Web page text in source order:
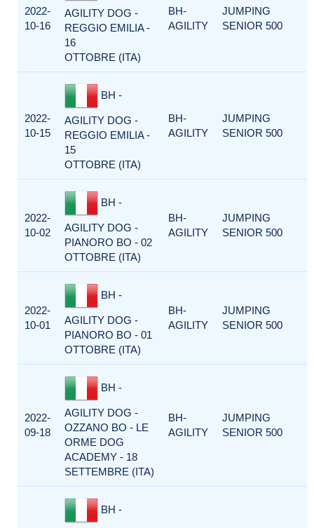
2022-
10-16
AGILITY DOG -
REGGIO EMILIA -
16
OTTOBRE (ITA)
BH-
AGILITY
JUMPING
SENIOR 500
2022-
10-15
BH -
AGILITY DOG -
REGGIO EMILIA -
15
OTTOBRE (ITA)
BH-
AGILITY
JUMPING
SENIOR 500
2022-
10-02
BH -
AGILITY DOG -
PIANORO BO - 02
OTTOBRE (ITA)
BH-
AGILITY
JUMPING
SENIOR 500
2022-
10-01
BH -
AGILITY DOG -
PIANORO BO - 01
OTTOBRE (ITA)
BH-
AGILITY
JUMPING
SENIOR 500
2022-
09-18
BH -
AGILITY DOG -
OZZANO BO - LE
ORME DOG
ACADEMY - 18
SETTEMBRE (ITA)
BH-
AGILITY
JUMPING
SENIOR 500
BH -